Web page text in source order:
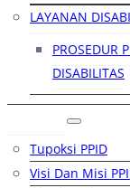
LAYANAN
PROSEDUR
DISABILITAS
Tupoksi PPID
Visi Dan Misi